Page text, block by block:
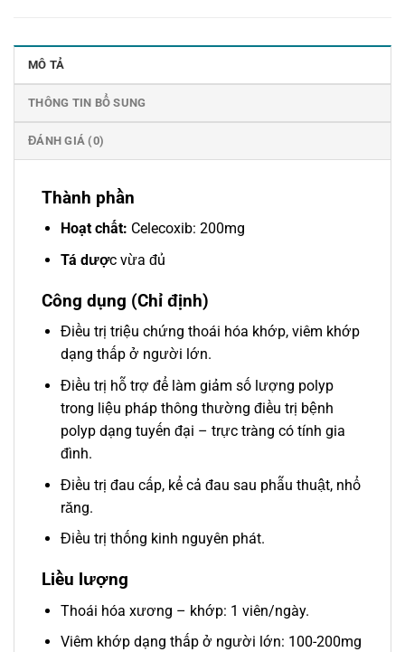
MÔ TẢ
THÔNG TIN BỔ SUNG
ĐÁNH GIÁ (0)
Thành phần
Hoạt chất: Celecoxib: 200mg
Tá dược vừa đủ
Công dụng (Chỉ định)
Điều trị triệu chứng thoái hóa khớp, viêm khớp
dạng thấp ở người lớn.
Điều trị hỗ trợ để làm giảm số lượng polyp
trong liệu pháp thông thường điều trị bệnh
polyp dạng tuyến đại – trực tràng có tính gia
đình.
Điều trị đau cấp, kể cả đau sau phẫu thuật, nhổ
răng.
Điều trị thống kinh nguyên phát.
Liều lượng
Thoái hóa xương – khớp: 1 viên/ngày.
Viêm khớp dạng thấp ở người lớn: 100-200mg